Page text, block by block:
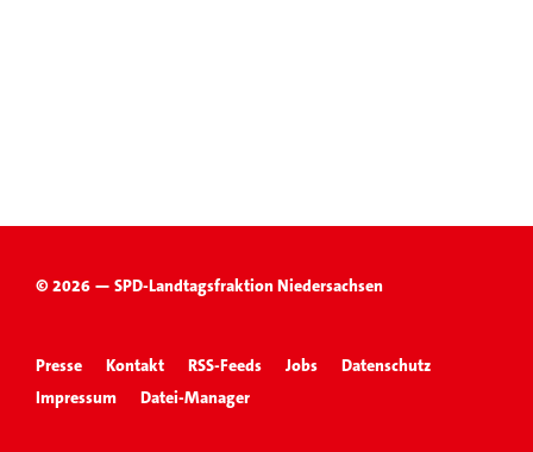
© 2026 — SPD-Landtagsfraktion Niedersachsen
Presse Kontakt RSS-Feeds Jobs
Datenschutz
Impressum
Datei-Manager